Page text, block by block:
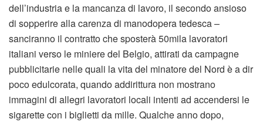
dell’industria e la mancanza di lavoro, il secondo ansioso
di sopperire alla carenza di manodopera tedesca –
sanciranno il contratto che sposterà 50mila lavoratori
italiani verso le miniere del Belgio, attirati da campagne
pubblicitarie nelle quali la vita del minatore del Nord è a dir
poco edulcorata, quando addirittura non mostrano
immagini di allegri lavoratori locali intenti ad accendersi le
sigarette con i biglietti da mille. Qualche anno dopo,